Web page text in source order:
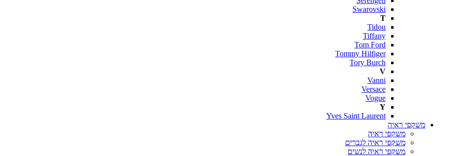
Swarovski
T
Tidou
Tiffany
Tom Ford
Tommy Hilfiger
Tory Burch
V
Vanni
Versace
Vogue
Y
Yves Saint Laurent
משקפי ראיה
משקפי ראיה
משקפי ראיה לגברים
משקפי ראיה לנשים